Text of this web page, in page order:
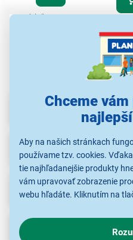
Chceme
Aby na našich stránkach
používame tzv. cookies.
tie najhľadanejšie produkty
vám upravovať zobrazenie
webu hľadáte. Kliknutím na
o chovaní na webe pre
V prípade že vás zaujímajú
Príslušenstvo pre
Na